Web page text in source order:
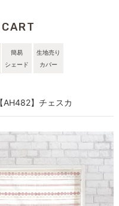
簡易
シェード
生地売り
カバー
AH482】チェスカ